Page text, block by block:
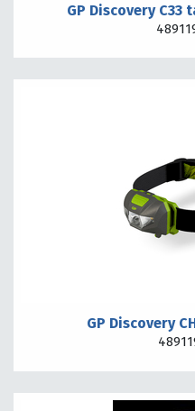
GP Discovery C33
GP Discovery